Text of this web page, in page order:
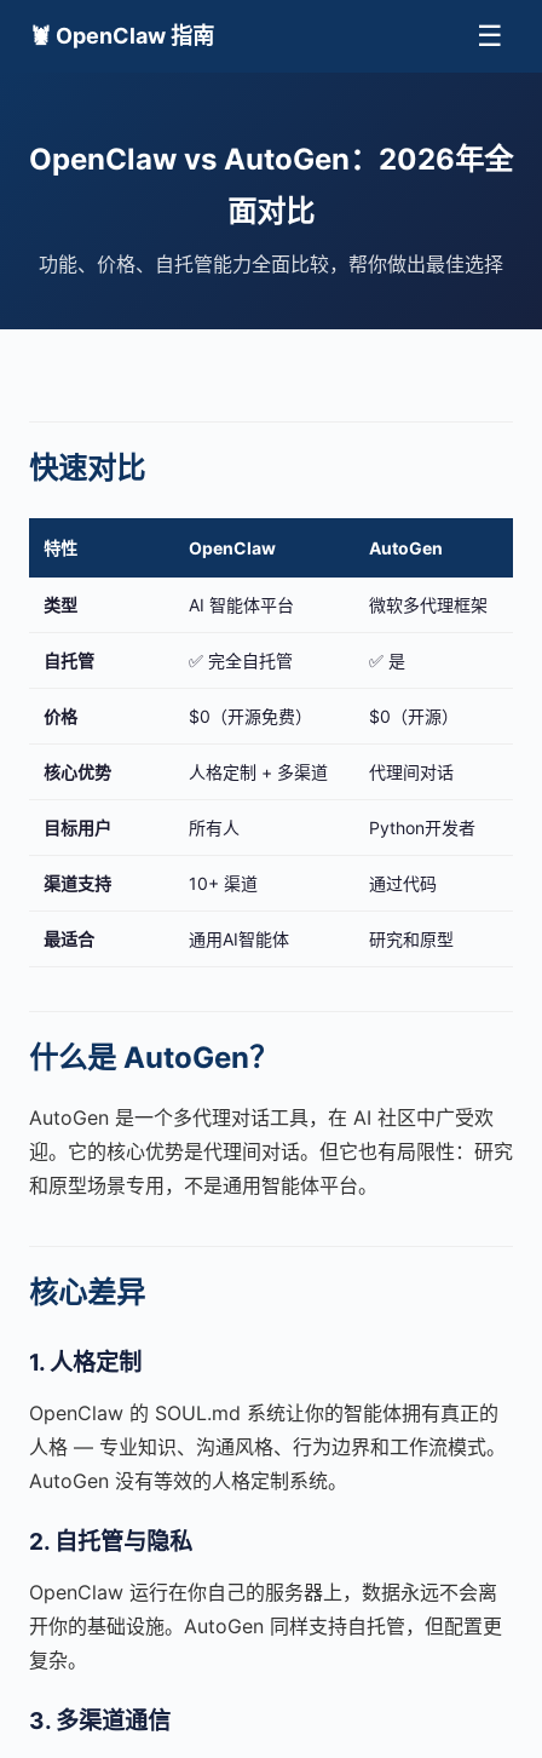
🦞 OpenClaw 指南 ☰
OpenClaw vs AutoGen：2026年全
面对比
功能、价格、自托管能力全面比较，帮你做出最佳选择
快速对比
特性 OpenClaw AutoGen
类型 AI 智能体平台 微软多代理框架
自托管 ✅ 完全自托管 ✅ 是
价格 $0（开源免费） $0（开源）
核心优势 人格定制 + 多渠道 代理间对话
目标用户 所有人 Python开发者
渠道支持 10+ 渠道 通过代码
最适合 通用AI智能体 研究和原型
什么是 AutoGen？
AutoGen 是一个多代理对话工具，在 AI 社区中广受欢
迎。它的核心优势是代理间对话。但它也有局限性：研究
和原型场景专用，不是通用智能体平台。
核心差异
1. 人格定制
OpenClaw 的 SOUL.md 系统让你的智能体拥有真正的
人格 — 专业知识、沟通风格、行为边界和工作流模式。
AutoGen 没有等效的人格定制系统。
2. 自托管与隐私
OpenClaw 运行在你自己的服务器上，数据永远不会离
开你的基础设施。AutoGen 同样支持自托管，但配置更
复杂。
3. 多渠道通信